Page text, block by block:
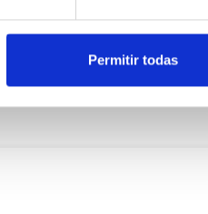
Permitir todas